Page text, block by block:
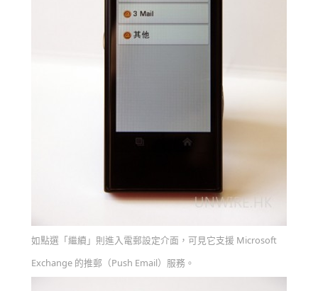
如點選「繼續」則進入電郵設定介面，可見它支援 Microsoft
Exchange 的推郵（Push Email）服務。